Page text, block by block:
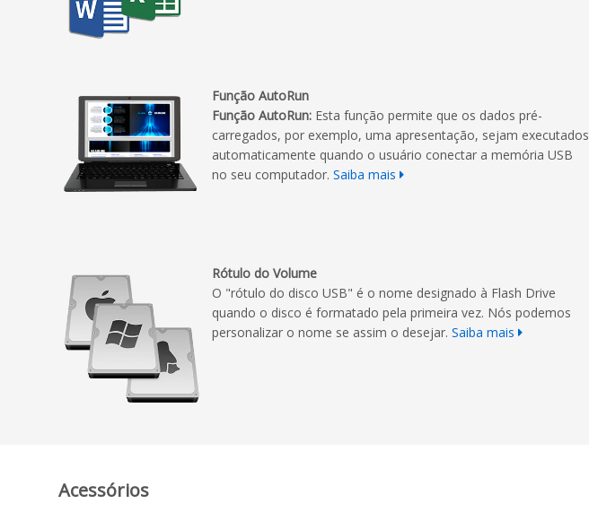
Função AutoRun
Função AutoRun: Esta função permite que os dados pré-
carregados, por exemplo, uma apresentação, sejam executados
automaticamente quando o usuário conectar a memória USB
no seu computador.Saiba mais
Rótulo do Volume
O "rótulo do disco USB" é o nome designado à Flash Drive
quando o disco é formatado pela primeira vez. Nós podemos
personalizar o nome se assim o desejar.Saiba mais
Acessórios